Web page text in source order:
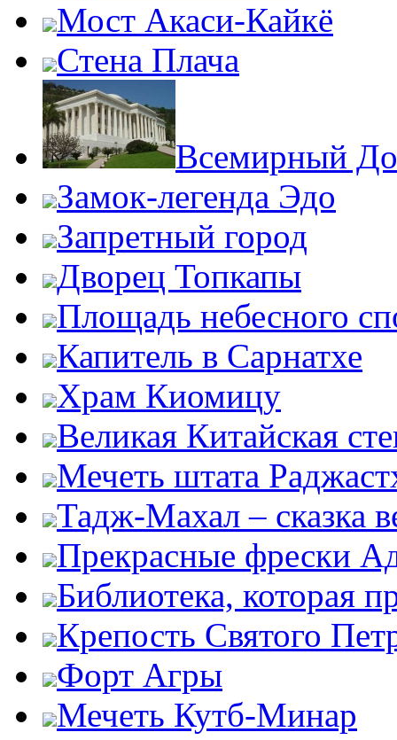
Мост Акаси-Кайкё
Стена Плача
Всемирный
Замок-легенда Эдо
Запретный город
Дворец Топкапы
Площадь небесного
Капитель в Сарнатхе
Храм Киомицу
Великая Китайская
Мечеть штата
Тадж-Махал – сказка
Прекрасные фрески
Библиотека, которая
Крепость Святого
Форт Агры
Мечеть Кутб-Минар